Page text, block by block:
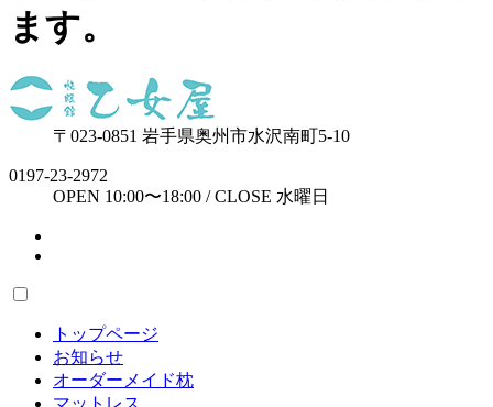
ます。
〒023-0851 岩手県奥州市水沢南町5-10
0197-23-2972
OPEN 10:00〜18:00 / CLOSE 水曜日
トップページ
お知らせ
オーダーメイド枕
マットレス